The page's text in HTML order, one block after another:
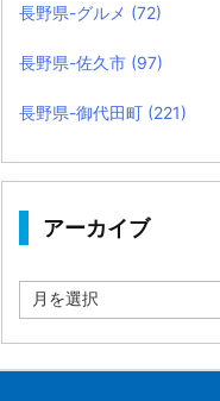
長野県-グルメ (72)
長野県-佐久市 (97)
長野県-御代田町 (221)
アーカイブ
ー